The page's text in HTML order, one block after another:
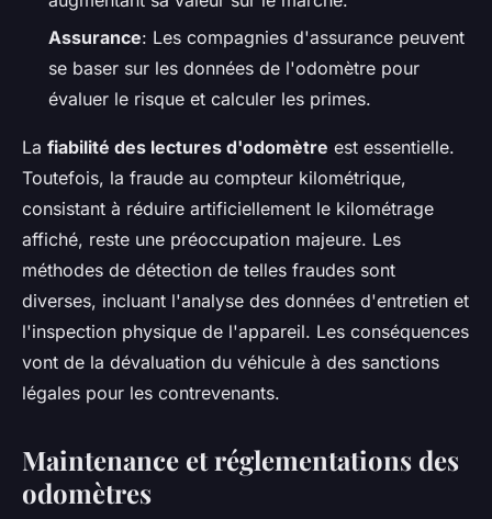
Assurance: Les compagnies d'assurance peuvent
se baser sur les données de l'odomètre pour
évaluer le risque et calculer les primes.
La fiabilité des lectures d'odomètre est essentielle.
Toutefois, la fraude au compteur kilométrique,
consistant à réduire artificiellement le kilométrage
affiché, reste une préoccupation majeure. Les
méthodes de détection de telles fraudes sont
diverses, incluant l'analyse des données d'entretien et
l'inspection physique de l'appareil. Les conséquences
vont de la dévaluation du véhicule à des sanctions
légales pour les contrevenants.
Maintenance et réglementations des
odomètres